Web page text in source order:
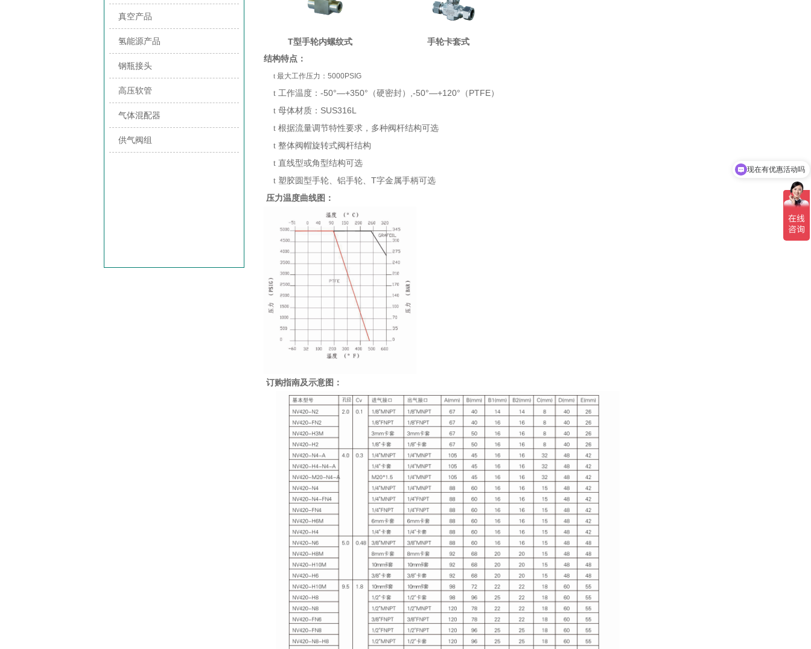
真空产品
氢能源产品
钢瓶接头
高压软管
气体混配器
供气阀组
T型手轮内螺纹式
手轮卡套式
结构特点：
t 最大工作压力：5000PSIG
t 工作温度：-50°—+350°（硬密封）,-50°—+120°（PTFE）
t 母体材质：SUS316L
t 根据流量调节特性要求，多种阀杆结构可选
t 整体阀帽旋转式阀杆结构
t 直线型或角型结构可选
t 塑胶圆型手轮、铝手轮、T字金属手柄可选
压力温度曲线图：
订购指南及示意图：
现在有优惠活动吗